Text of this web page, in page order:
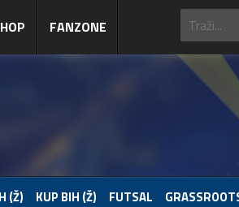
FANZONE
(Ž) KUP BIH (Ž) FUTSAL